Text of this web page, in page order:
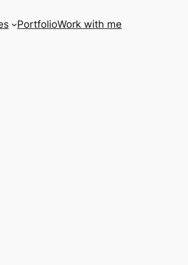
PortfolioWork with me